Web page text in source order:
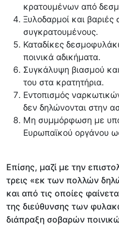
κρατουμένων από
Ξυλοδαρμοί και
συγκρατουμένους.
Καταδίκες
ποινικά αδικήματα.
Συγκάλυψη βιασμού
του στα κρατητήρια.
Εντοπισμός
δεν δηλώνονται στην
Μη συμμόρφωση με
Ευρωπαϊκού
Επίσης, μαζί με την
τρεις «εκ των πολλών
και από τις οποίες
της διεύθυνσης των
διάπραξη σοβαρών